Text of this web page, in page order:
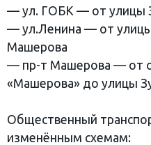
— ул. ГОБК — от улицы
— ул.Ленина — от
Машерова
— пр-т Машерова — от
«Машерова» до улицы
Общественный
изменённым схемам: